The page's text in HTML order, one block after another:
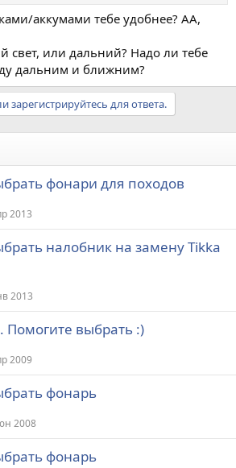
аккумами тебе удобнее? АА,
свет, или дальний? Надо ли тебе
дальним и ближним?
зарегистрируйтесь для ответа.
фонари для походов
2013
налобник на замену Tikka
2013
Помогите выбрать :)
2009
фонарь
2008
фонарь